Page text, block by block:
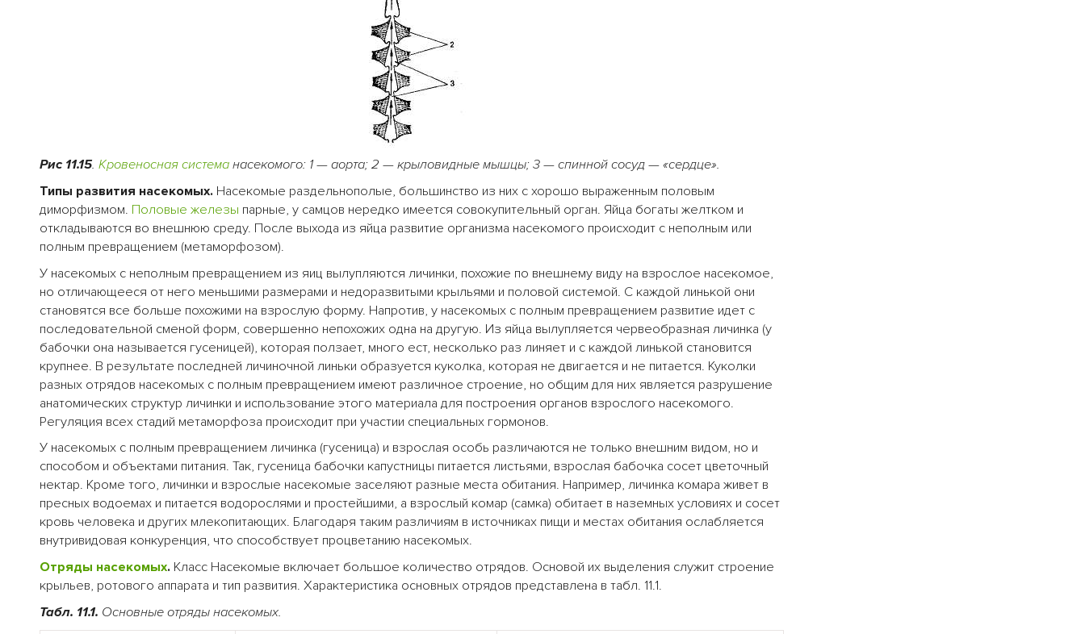
Рис 11.15. Кровеносная система насекомого: 1— аорта; 2 — крыловидные мышцы; 3 — спинной сосуд — «сердце».
Типы развития насекомых. Насекомые раздельнополые, большинство из них с хорошо выраженным половым
диморфизмом. Половые железы парные, у самцов нередко имеется совокупительный орган. Яйца богаты желтком и
откладываются во внешнюю среду. После выхода из яйца развитие организма насекомого происходит с неполным или
полным превращением (метаморфозом).
У насекомых с неполным превращением из яиц вылупляются личинки, похожие по внешнему виду на взрослое насекомое,
но отличающееся от него меньшими размерами и недоразвитыми крыльями и половой системой. С каждой линькой они
становятся все больше похожими на взрослую форму. Напротив, у насекомых с полным превращением развитие идет с
последовательной сменой форм, совершенно непохожих одна на другую. Из яйца вылупляется червеобразная личинка (у
бабочки она называется гусеницей), которая ползает, много ест, несколько раз линяет и с каждой линькой становится
крупнее. В результате последней личиночной линьки образуется куколка, которая не двигается и не питается. Куколки
разных отрядов насекомых с полным превращением имеют различное строение, но общим для них является разрушение
анатомических структур личинки и использование этого материала для построения органов взрослого насекомого.
Регуляция всех стадий метаморфоза происходит при участии специальных гормонов.
У насекомых с полным превращением личинка (гусеница) и взрослая особь различаются не только внешним видом, но и
способом и объектами питания. Так, гусеница бабочки капустницы питается листьями, взрослая бабочка сосет цветочный
нектар. Кроме того, личинки и взрослые насекомые заселяют разные места обитания. Например, личинка комара живет в
пресных водоемах и питается водорослями и простейшими, а взрослый комар (самка) обитает в наземных условиях и сосет
кровь человека и других млекопитающих. Благодаря таким различиям в источниках пищи и местах обитания ослабляется
внутривидовая конкуренция, что способствует процветанию насекомых.
Отряды насекомых. Класс Насекомые включает большое количество отрядов. Основой их выделения служит строение
крыльев, ротового аппарата и тип развития. Характеристика основных отрядов представлена в табл. 11.1.
Табл. 11.1. Основные отряды насекомых.